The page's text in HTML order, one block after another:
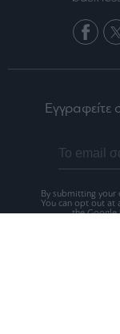
By submitting your
You can opt out at
the Google